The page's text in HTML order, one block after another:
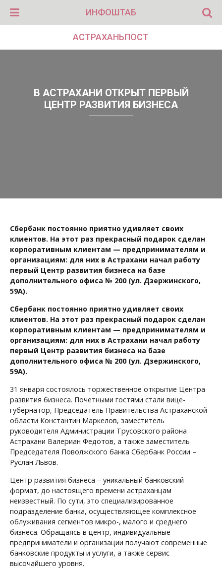
ИНФОШТАБ
АСТРАХАНЬПОСТ
В АСТРАХАНИ ОТКРЫТ ПЕРВЫЙ
ЦЕНТР РАЗВИТИЯ БИЗНЕСА
Сбербанк постоянно приятно удивляет своих
клиентов. На этот раз прекрасный подарок сделан
корпоративным клиентам — предпринимателям и
организациям: для них в Астрахани начал работу
первый Центр развития бизнеса на базе
дополнительного офиса № 200 (ул. Дзержинского,
59А).
Сбербанк постоянно приятно удивляет своих
клиентов. На этот раз прекрасный подарок сделан
корпоративным клиентам — предпринимателям и
организациям: для них в Астрахани начал работу
первый Центр развития бизнеса на базе
дополнительного офиса № 200 (ул. Дзержинского,
59А).
31 января состоялось торжественное открытие Центра
развития бизнеса. Почетными гостями стали вице-
губернатор, Председатель Правительства Астраханской
области Константин Маркелов, заместитель
руководителя Администрации Трусовского района
Астрахани Валериан Федотов, а также заместитель
Председателя Поволжского банка Сбербанк России –
Руслан Львов.
Центр развития бизнеса – уникальный банковский
формат, до настоящего времени астраханцам
неизвестный. По сути, это специализированное
подразделение банка, осуществляющее комплексное
облуживания сегментов микро-, малого и среднего
бизнеса. Обращаясь в центр, индивидуальные
предприниматели и организации получают современные
банковские продукты и услуги, а также сервис
высочайшего уровня.